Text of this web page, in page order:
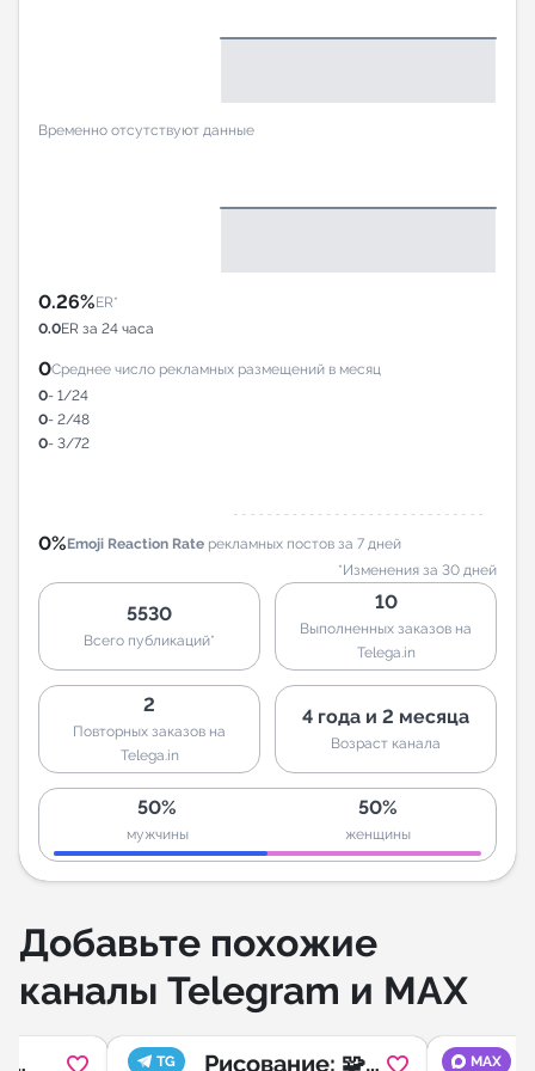
Временно отсутствуют данные
0.26%ER*
0.0ER за 24 часа
0Среднее число рекламных размещений в месяц
0- 1/24
0- 2/48
0- 3/72
0%Emoji Reaction Rate рекламных постов за 7 дней
*Изменения за 30 дней
5530
Всего публикаций*
10
Выполненных заказов на
Telega.in
2
Повторных заказов на
Telega.in
4 года и 2 месяца
Возраст канала
50%
мужчины
50%
женщины
Добавьте похожие
каналы Telegram и MAX
TG
Рисование: 🧩
MAX